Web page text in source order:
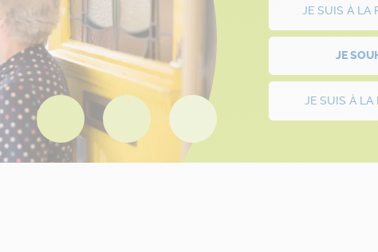
JE SUIS À LA
JE
JE SUIS À LA